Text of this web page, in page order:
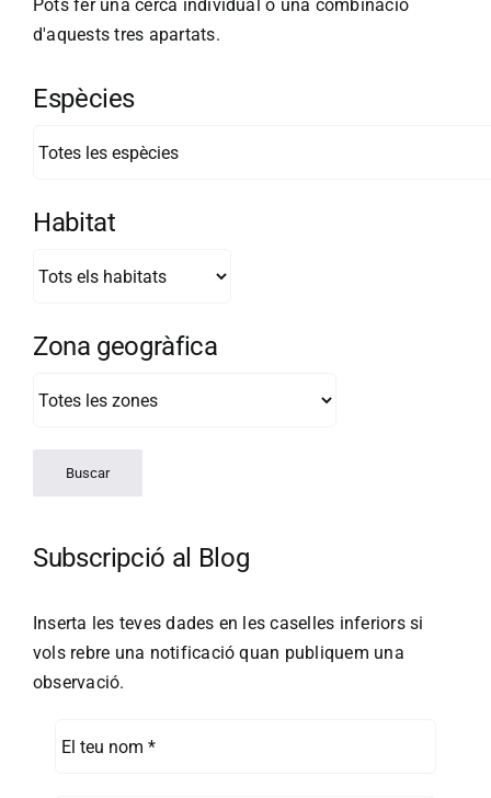
Pots fer una cerca individual o una combinació
d'aquests tres apartats.
Espècies
Habitat
Zona geogràfica
Subscripció al Blog
Inserta les teves dades en les caselles inferiors si
vols rebre una notificació quan publiquem una
observació.